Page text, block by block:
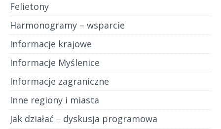
Felietony
Harmonogramy – wsparcie
Informacje krajowe
Informacje Myślenice
Informacje zagraniczne
Inne regiony i miasta
Jak działać ‒ dyskusja programowa